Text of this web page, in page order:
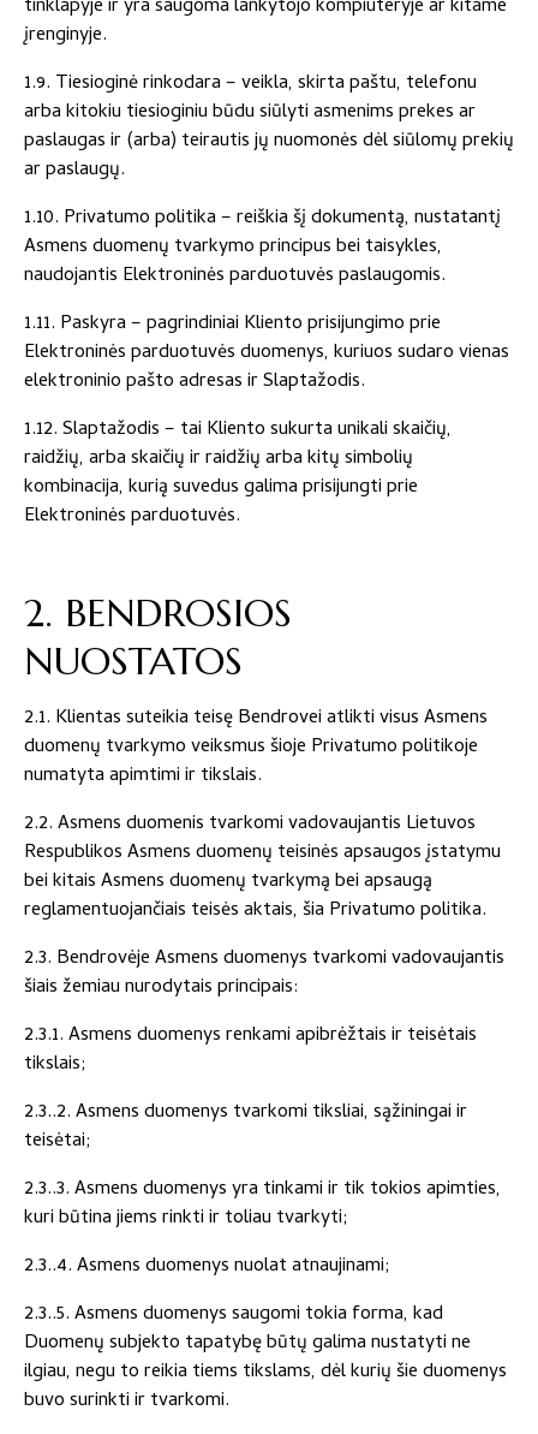
tinklapyje ir yra saugoma lankytojo kompiuteryje ar kitame
įrenginyje.
1.9. Tiesioginė rinkodara – veikla, skirta paštu, telefonu
arba kitokiu tiesioginiu būdu siūlyti asmenims prekes ar
paslaugas ir (arba) teirautis jų nuomonės dėl siūlomų prekių
ar paslaugų.
1.10. Privatumo politika – reiškia šį dokumentą, nustatantį
Asmens duomenų tvarkymo principus bei taisykles,
naudojantis Elektroninės parduotuvės paslaugomis.
1.11. Paskyra – pagrindiniai Kliento prisijungimo prie
Elektroninės parduotuvės duomenys, kuriuos sudaro vienas
elektroninio pašto adresas ir Slaptažodis.
1.12. Slaptažodis – tai Kliento sukurta unikali skaičių,
raidžių, arba skaičių ir raidžių arba kitų simbolių
kombinacija, kurią suvedus galima prisijungti prie
Elektroninės parduotuvės.
2. BENDROSIOS
NUOSTATOS
2.1. Klientas suteikia teisę Bendrovei atlikti visus Asmens
duomenų tvarkymo veiksmus šioje Privatumo politikoje
numatyta apimtimi ir tikslais.
2.2. Asmens duomenis tvarkomi vadovaujantis Lietuvos
Respublikos Asmens duomenų teisinės apsaugos įstatymu
bei kitais Asmens duomenų tvarkymą bei apsaugą
reglamentuojančiais teisės aktais, šia Privatumo politika.
2.3. Bendrovėje Asmens duomenys tvarkomi vadovaujantis
šiais žemiau nurodytais principais:
2.3.1. Asmens duomenys renkami apibrėžtais ir teisėtais
tikslais;
2.3..2. Asmens duomenys tvarkomi tiksliai, sąžiningai ir
teisėtai;
2.3..3. Asmens duomenys yra tinkami ir tik tokios apimties,
kuri būtina jiems rinkti ir toliau tvarkyti;
2.3..4. Asmens duomenys nuolat atnaujinami;
2.3..5. Asmens duomenys saugomi tokia forma, kad
Duomenų subjekto tapatybę būtų galima nustatyti ne
ilgiau, negu to reikia tiems tikslams, dėl kurių šie duomenys
buvo surinkti ir tvarkomi.